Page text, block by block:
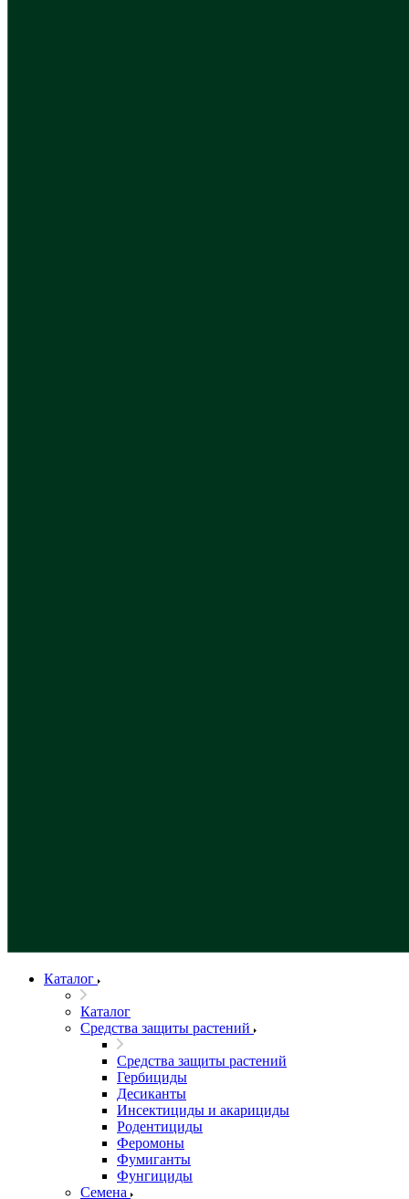
Каталог
Каталог
Средства защиты растений
Средства защиты растений
Гербициды
Десиканты
Инсектициды и акарициды
Родентициды
Феромоны
Фумиганты
Фунгициды
Семена